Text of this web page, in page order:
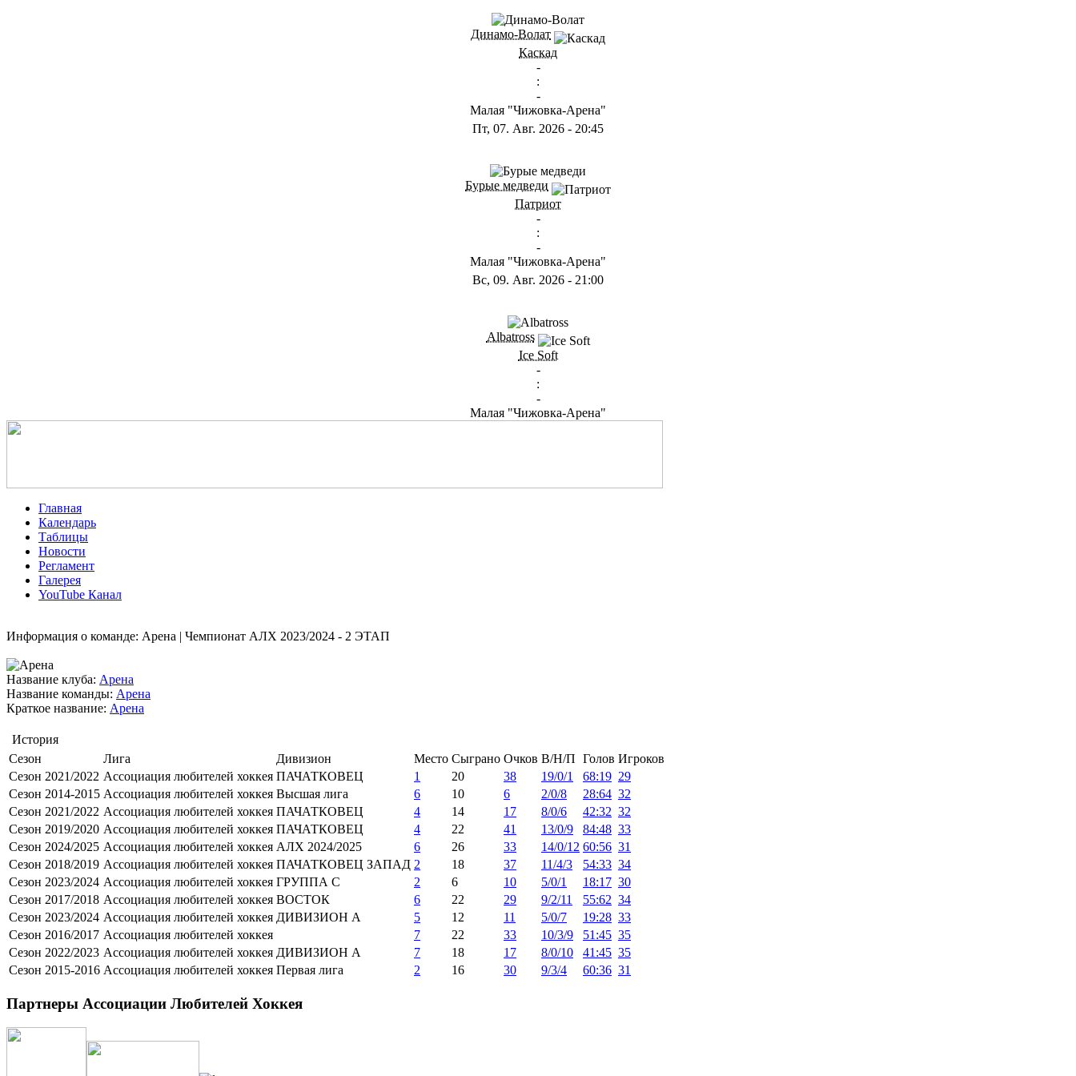
Динамо-Волат
Каскад
-
:
-
Малая "Чижовка-Арена"
Пт, 07. Авг. 2026 - 20:45
Бурые медведи
Патриот
-
:
-
Малая "Чижовка-Арена"
Вс, 09. Авг. 2026 - 21:00
Albatross
Ice Soft
-
:
-
Малая "Чижовка-Арена"
Главная
Календарь
Таблицы
Новости
Регламент
Галерея
YouTube Канал
Информация о команде: Арена | Чемпионат АЛХ 2023/2024 - 2 ЭТАП
Название клуба: Арена
Название команды: Арена
Краткое название: Арена
История
Сезон
Лига Дивизион Место Сыграно Очков В/Н/П Голов Игроков
Сезон 2021/2022 Ассоциация любителей хоккея ПАЧАТКОВЕЦ 1 20 38 19/0/1 68:19 29
Сезон 2014-2015 Ассоциация любителей хоккея Высшая лига 6 10 6 2/0/8 28:64 32
Сезон 2021/2022 Ассоциация любителей хоккея ПАЧАТКОВЕЦ 4 14 17 8/0/6 42:32 32
Сезон 2019/2020 Ассоциация любителей хоккея ПАЧАТКОВЕЦ 4 22 41 13/0/9 84:48 33
Сезон 2024/2025 Ассоциация любителей хоккея АЛХ 2024/2025 6 26 33 14/0/12 60:56 31
Сезон 2018/2019 Ассоциация любителей хоккея ПАЧАТКОВЕЦ ЗАПАД 2 18 37 11/4/3 54:33 34
Сезон 2023/2024 Ассоциация любителей хоккея ГРУППА С 2 6 10 5/0/1 18:17 30
Сезон 2017/2018 Ассоциация любителей хоккея ВОСТОК 6 22 29 9/2/11 55:62 34
Сезон 2023/2024 Ассоциация любителей хоккея ДИВИЗИОН А 5 12 11 5/0/7 19:28 33
Сезон 2016/2017 Ассоциация любителей хоккея 7 22 33 10/3/9 51:45 35
Сезон 2022/2023 Ассоциация любителей хоккея ДИВИЗИОН А 7 18 17 8/0/10 41:45 35
Сезон 2015-2016 Ассоциация любителей хоккея Первая лига 2 16 30 9/3/4 60:36 31
Партнеры Ассоциации Любителей Хоккея